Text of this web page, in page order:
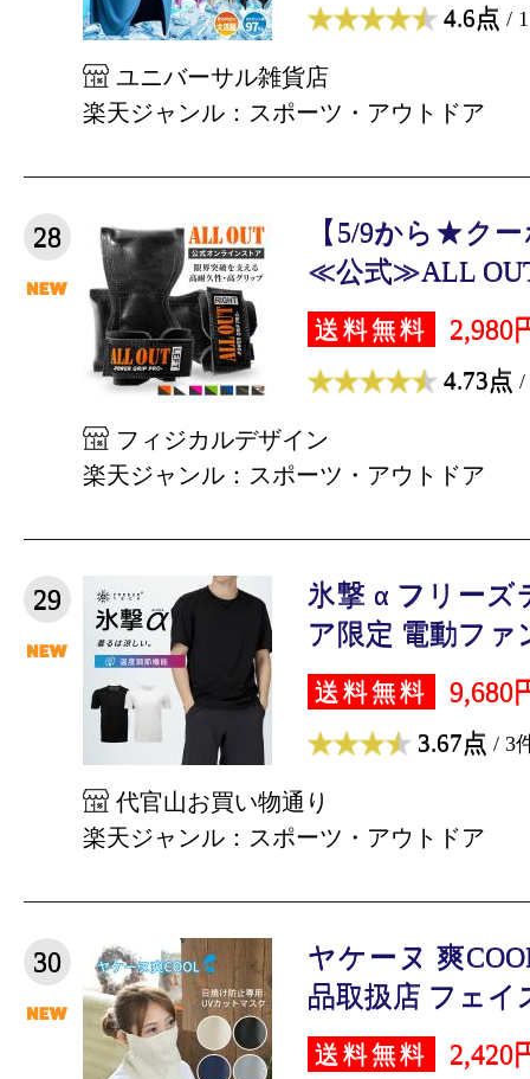
4.6点 /
ユニバーサル雑貨店
楽天ジャンル：スポーツ・アウトドア
28
【5/9から★ク
≪公式≫ALL
送料無料 2,980
4.73点 /
フィジカルデザイン
楽天ジャンル：スポーツ・アウトドア
29
氷撃 α フリーズ
ア限定 電動ファ
送料無料 9,680
3.67点 / 3
代官山お買い物通り
楽天ジャンル：スポーツ・アウトドア
30
ヤケーヌ 爽
品取扱店 フェイ
送料無料 2,420